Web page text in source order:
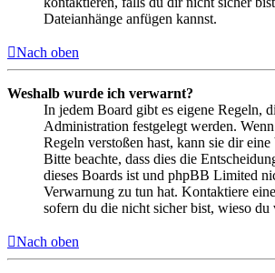
Dateianhänge anfügen kannst.
Nach oben
Weshalb wurde ich verwarnt?
In jedem Board gibt es eigene Regeln,
Administration festgelegt werden.
Regeln verstoßen hast, kann sie dir
Bitte beachte, dass dies die
dieses Boards ist und phpBB Limited
Verwarnung zu tun hat. Kontaktiere
sofern du die nicht sicher bist, wieso du
Nach oben